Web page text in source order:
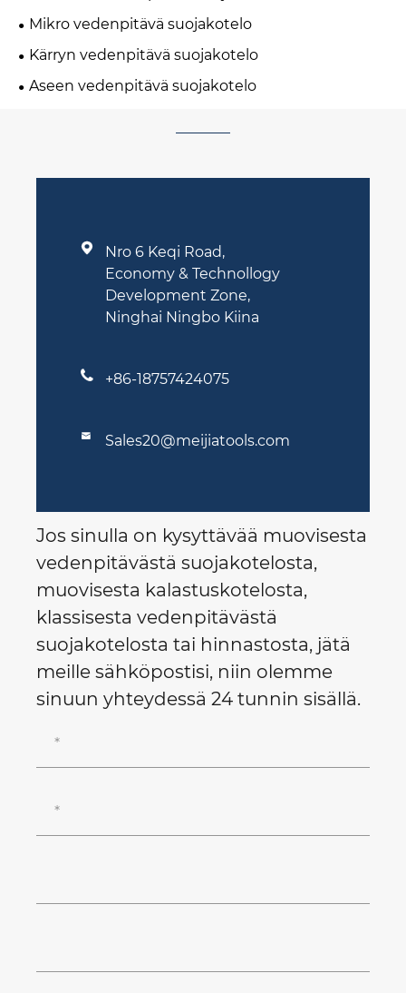
Mikro vedenpitävä suojakotelo
Kärryn vedenpitävä suojakotelo
Aseen vedenpitävä suojakotelo

Nro 6 Keqi Road,
Economy & Technollogy
Development Zone,
Ninghai Ningbo Kiina
 +86-18757424075
 Sales20@meijiatools.com
Jos sinulla on kysyttävää muovisesta
vedenpitävästä suojakotelosta,
muovisesta kalastuskotelosta,
klassisesta vedenpitävästä
suojakotelosta tai hinnastosta, jätä
meille sähköpostisi, niin olemme
sinuun yhteydessä 24 tunnin sisällä.